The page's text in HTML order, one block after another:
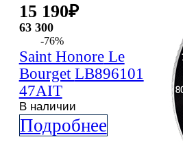
15 190₽
63 300
-76%
Saint HonoreLe
Bourget LB896101
47AIT
В наличии
Подробнее